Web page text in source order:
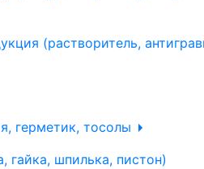
(растворитель,
герметик, тосолы
гайка, шпилька, пистон)